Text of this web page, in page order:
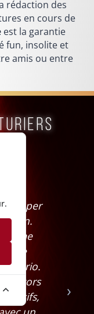
rédaction des
en cours de
est la garantie
fun, insolite et
amis ou entre
Super
la fin.
game
décors
›